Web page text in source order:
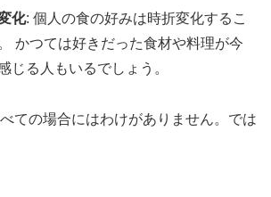
化: 個人の食の好みは時折変化するこ
かつては好きだった食材や料理が今
じる人もいるでしょう。
ての場合にはわけがありません。では